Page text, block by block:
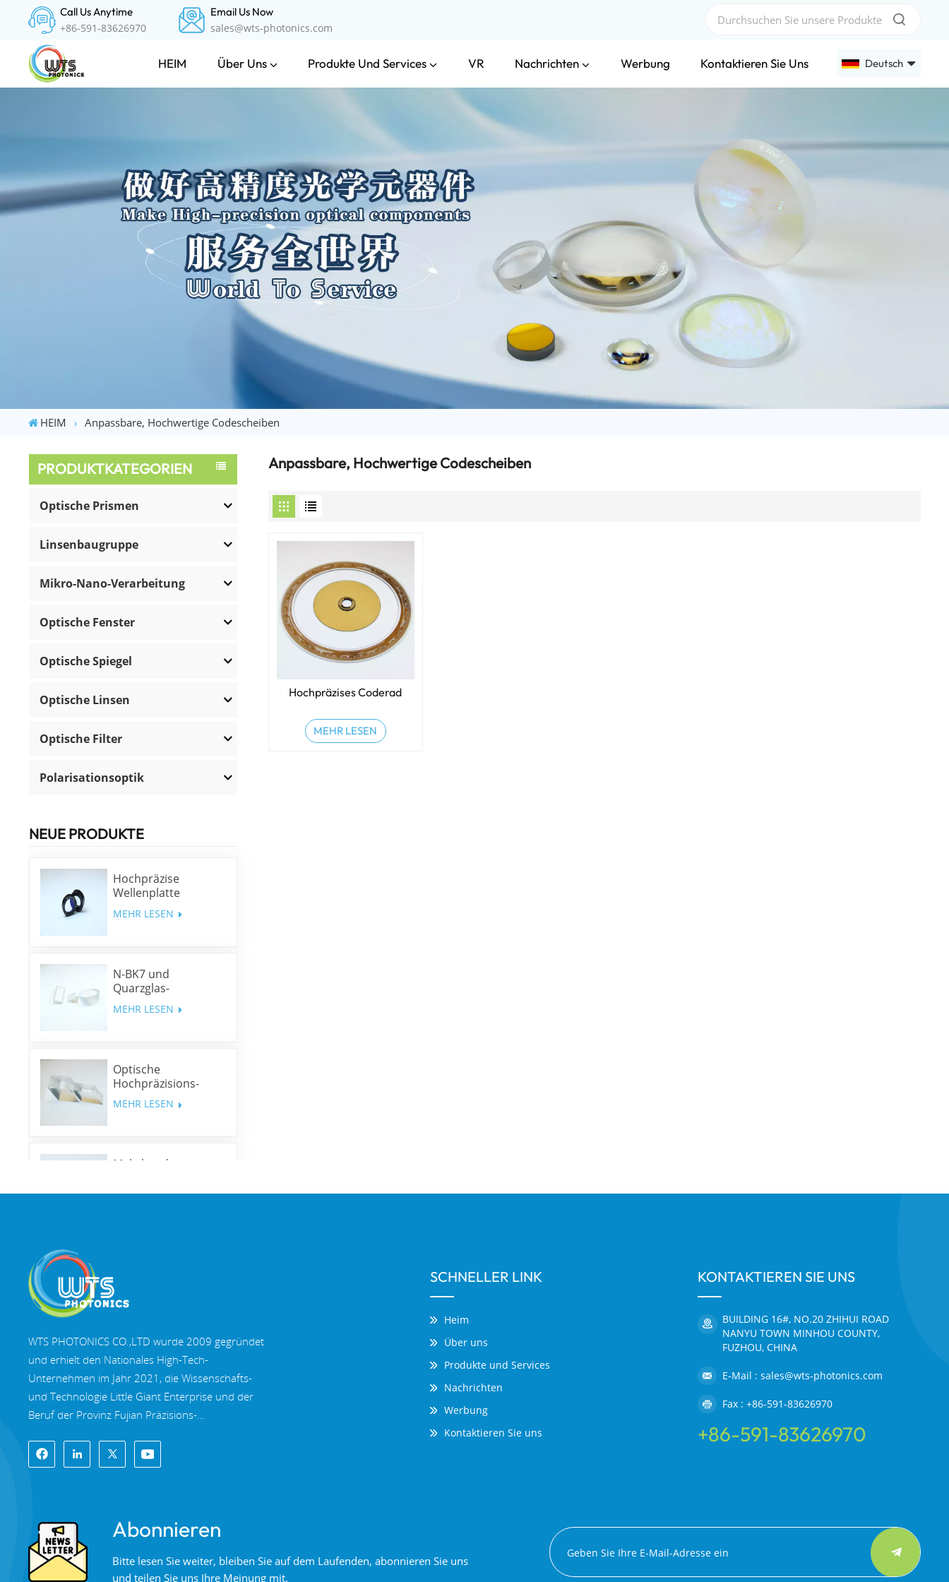
Call Us Anytime
+86-591-83626970
Email Us Now
sales@wts-photonics.com
HEIM Über Uns Produkte Und Services VR Nachrichten Werbung Kontaktieren Sie Uns Deutsch
中文
HEIM Anpassbare, Hochwertige Codescheiben
PRODUKTKATEGORIEN
Optische Prismen
Linsenbaugruppe
Mikro-Nano-Verarbeitung
Optische Fenster
Optische Spiegel
Optische Linsen
Optische Filter
Polarisationsoptik
NEUE PRODUKTE
Hochpräzise
Wellenplatte
niedriger Ordnung
MEHR LESEN
N-BK7 und
Quarzglas-
Keilprismen und
Keilfenster
MEHR LESEN
Optische
Hochpräzisions-
Rhombusprismen
MEHR LESEN
Mehrband-
Anpassbare, Hochwertige Codescheiben
Hochpräzises Coderad
MEHR LESEN
WTS PHOTONICS CO.,LTD wurde 2009 gegründet
und erhielt den Nationales High-Tech-
Unternehmen im Jahr 2021, die Wissenschafts-
und Technologie Little Giant Enterprise und der
Beruf der Provinz Fujian Präzisions-
2022. WTS finden in der wunderschöne
Küstenstadt im Südosten Chinas, Fuzhou, eine
Fabrikhallen, eine Gruppe qualifiziertem
technischen Personal und einem kompletten
optischen Verarbeitungssystem,
SCHNELLER LINK
Heim
Über uns
Produkte und Services
Nachrichten
Werbung
Kontaktieren Sie uns
KONTAKTIEREN SIE UNS
BUILDING 16#, NO.20 ZHIHUI ROAD
NANYU TOWN MINHOU COUNTY,
FUZHOU, CHINA
E-Mail : sales@wts-photonics.com
Fax : +86-591-83626970
+86-591-83626970
Abonnieren
Bitte lesen Sie weiter, bleiben Sie auf dem Laufenden, abonnieren Sie uns
und teilen Sie uns Ihre Meinung mit.